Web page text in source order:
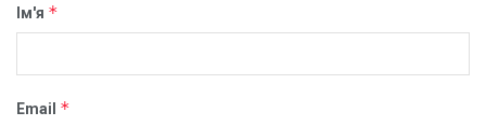
Ім'я *
Email *